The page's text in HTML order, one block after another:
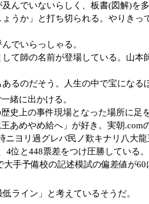
んでいないらしく、板書(図解)を
うか」と打ち切られる。やりき
でいらっしゃる。
て師の名前が登場している。山
るのだそう。人生の中で宝になる
緒に出かける。
史上の事件現場となった場所に足
あめやめ給へ」が好き。実朝
ヨリ過グレバ民ノ歎キナリ八大
位と448票差をつけ圧勝している。
手予備校の記述模試の偏差値が
ライン」と考えているそうだ。